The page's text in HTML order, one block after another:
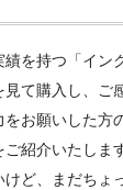
を持つ「イン
て購入し、ご
お願いした方
紹介いたします
けど、まだちょ